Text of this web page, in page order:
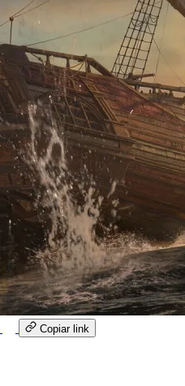
Copiar link